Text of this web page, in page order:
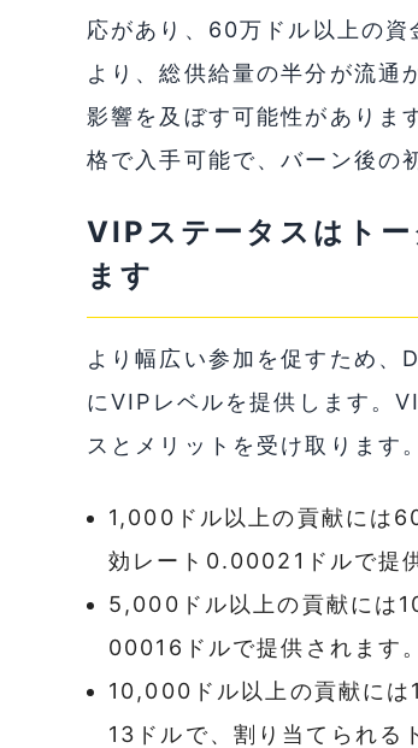
応があり、60万ドル以上の資
より、総供給量の半分が流
影響を及ぼす可能性がありま
格で入手可能で、バーン後の
VIPステータスはト
ます
より幅広い参加を促すため
にVIPレベルを提供します。
スとメリットを受け取ります
1,000ドル以上の貢献には
効レート0.00021ドルで提
5,000ドル以上の貢献には
00016ドルで提供されます。
10,000ドル以上の貢献に
13ドルで、割り当てられる